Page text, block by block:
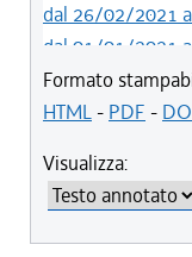
dal 26/02/2021
dal 01/01/2021
dal 10/08/2019
dal 11/07/2019
dal 05/04/2018
dal 05/01/2018
dal 10/08/2017
Formato
HTML- PDF -
Visualizza: